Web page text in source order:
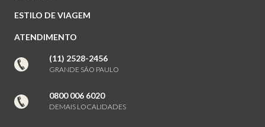
ESTILO DE VIAGEM
ATENDIMENTO
(11) 2528-2456
GRANDE SÃO PAULO
0800 006 6020
DEMAIS LOCALIDADES